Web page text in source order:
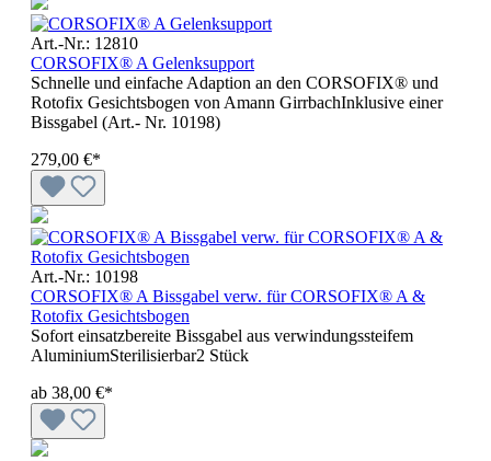
Art.-Nr.: 12810
CORSOFIX® A Gelenksupport
Schnelle und einfache Adaption an den CORSOFIX® und
Rotofix Gesichtsbogen von Amann GirrbachInklusive einer
Bissgabel (Art.- Nr. 10198)
279,00 €*
Art.-Nr.: 10198
CORSOFIX® A Bissgabel verw. für CORSOFIX® A &
Rotofix Gesichtsbogen
Sofort einsatzbereite Bissgabel aus verwindungssteifem
AluminiumSterilisierbar2 Stück
ab 38,00 €*